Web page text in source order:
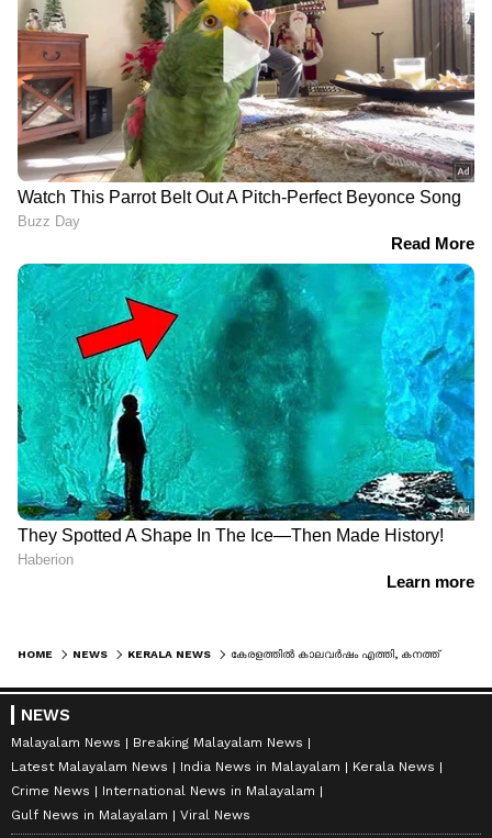
HOME NEWS KERALA NEWS
NEWS
Malayalam News
Breaking Malayalam News
Latest Malayalam News
India News in Malayalam
Kerala News
Crime News
International News in Malayalam
Gulf News in Malayalam
Viral News